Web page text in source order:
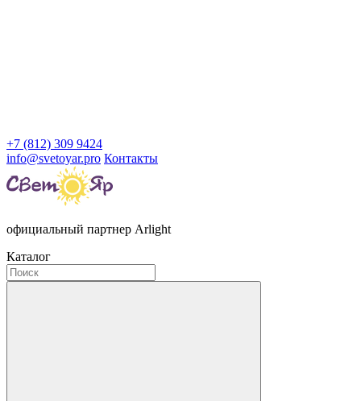
+7 (812) 309 9424
info@svetoyar.pro Контакты
официальный партнер Arlight
Каталог